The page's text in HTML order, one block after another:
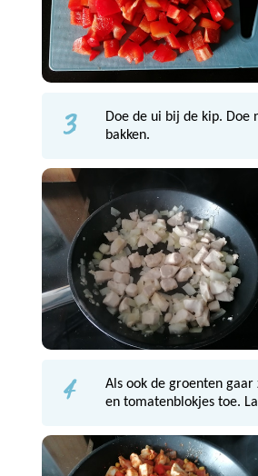
3
Doe de ui bij de kip.
bakken.
4
Als ook de groenten
en tomatenblokjes toe.